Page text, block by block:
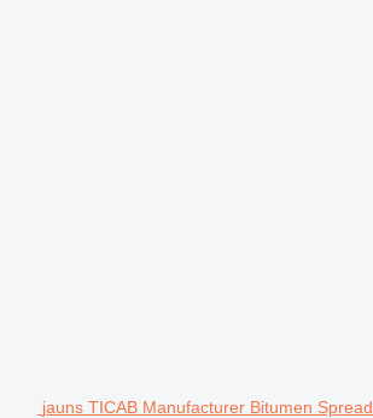
jauns TICAB Manufacturer Bitumen